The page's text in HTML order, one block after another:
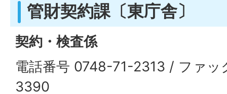
管財契約課〔東庁舎〕
契約・検査係
電話番号 0748-71-2313 / ファ
3390